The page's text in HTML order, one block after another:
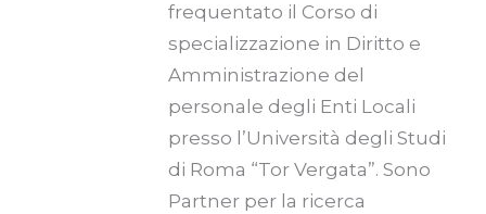
frequentato il Corso di
specializzazione in Diritto e
Amministrazione del
personale degli Enti Locali
presso l’Università degli Studi
di Roma “Tor Vergata”. Sono
Partner per la ricerca